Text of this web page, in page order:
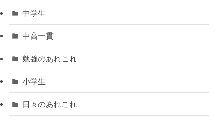
中学生
中高一貫
勉強のあれこれ
小学生
日々のあれこれ